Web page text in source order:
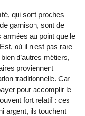
qui sont proches
garnison, sont de
armées au point que le
où il n’est pas rare
d’autres métiers,
proviennent
traditionnelle. Car
pour accomplir le
fort relatif : ces
argent, ils touchent